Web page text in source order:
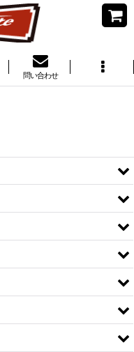
問い合わせ